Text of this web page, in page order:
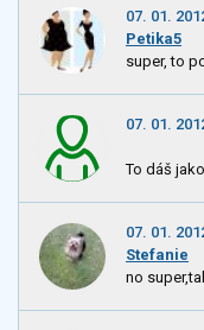
07. 01.
Petika5
super, to
07. 01.
To dáš
07. 01.
Stefanie
no